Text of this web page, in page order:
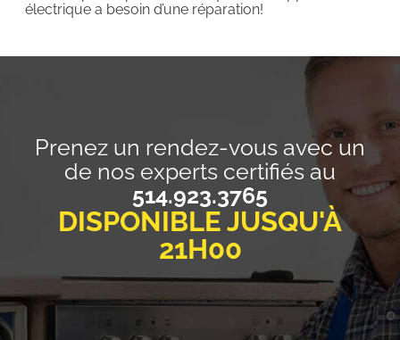
électrique a besoin d’une réparation!
Prenez un rendez-vous avec un
de nos experts certifiés au
514.923.3765
DISPONIBLE JUSQU'À
21H00